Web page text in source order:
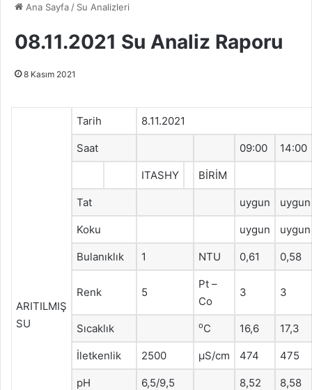
Ana Sayfa / Su Analizleri
08.11.2021 Su Analiz Raporu
8 Kasım 2021
ARITILMIŞ
SU
Tarih 8.11.2021
Saat 09:00 14:00
ITASHY BİRİM
Tat uygun uygun
Koku uygun uygun
Bulanıklık 1 NTU 0,61 0,58
Renk 5
Pt –
Co
3 3
Sıcaklık oC 16,6 17,3
İletkenlik 2500 μS/cm 474 475
pH 6,5/9,5 8,52 8,58